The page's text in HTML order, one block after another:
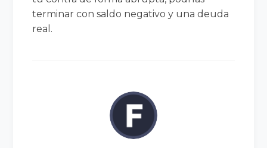
terminar con saldo negativo y una deuda
real.